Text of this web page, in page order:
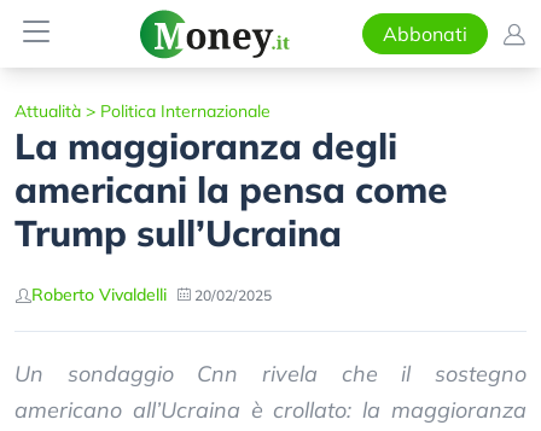
Abbonati
Attualità > Politica Internazionale
La maggioranza degli
americani la pensa come
Trump sull’Ucraina
Roberto Vivaldelli 20/02/2025
Un sondaggio Cnn rivela che il sostegno
americano all’Ucraina è crollato: la maggioranza